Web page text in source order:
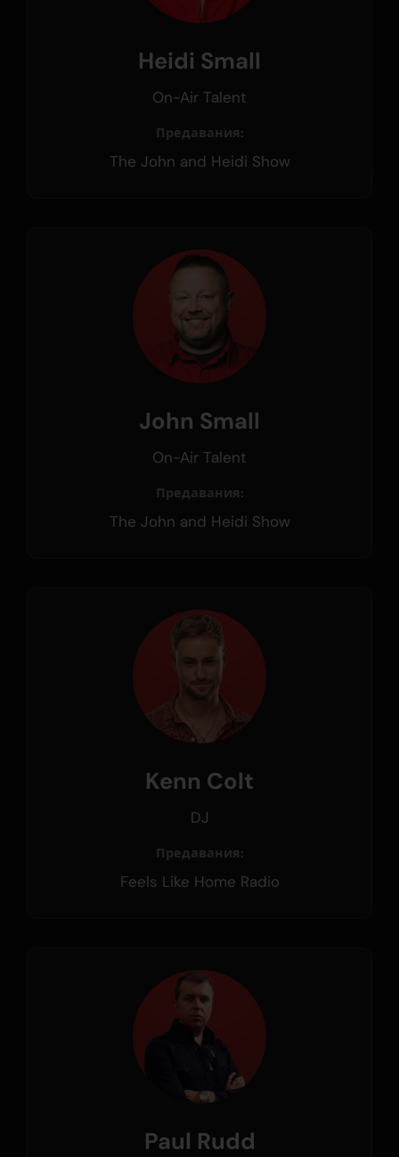
Heidi Small
On-Air Talent
Предавания:
The John and Heidi Show
John Small
On-Air Talent
Предавания:
The John and Heidi Show
Kenn Colt
DJ
Предавания:
Feels Like Home Radio
Paul Rudd